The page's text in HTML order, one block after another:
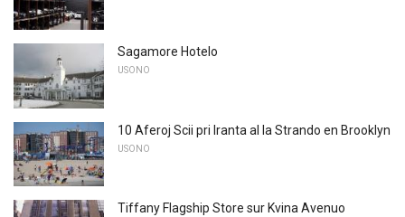
Sagamore Hotelo
USONO
10 Aferoj Scii pri Iranta al la Strando en Brooklyn
USONO
Tiffany Flagship Store sur Kvina Avenuo